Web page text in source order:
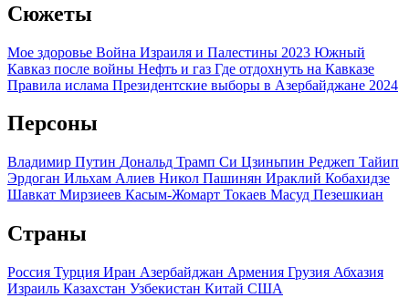
Сюжеты
Мое здоровье Война Израиля и Палестины 2023 Южный
Кавказ после войны Нефть и газ Где отдохнуть на Кавказе
Правила ислама Президентские выборы в Азербайджане 2024
Персоны
Владимир Путин Дональд Трамп Си Цзиньпин Реджеп Тайип
Эрдоган Ильхам Алиев Никол Пашинян Ираклий Кобахидзе
Шавкат Мирзиеев Касым-Жомарт Токаев Масуд Пезешкиан
Страны
Россия Турция Иран Азербайджан Армения Грузия Абхазия
Израиль Казахстан Узбекистан Китай США